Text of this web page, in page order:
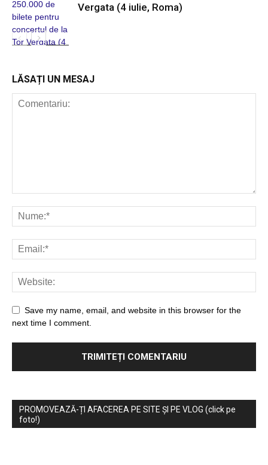
Vergata (4 iulie, Roma)
LĂSAȚI UN MESAJ
Save my name, email, and website in this browser for the
next time I comment.
PROMOVEAZĂ-ȚI AFACEREA PE SITE ȘI PE VLOG (click pe
foto!)